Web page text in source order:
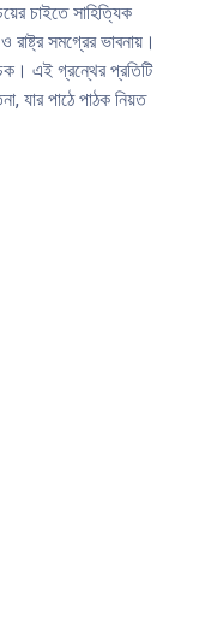
চাইতে সাহিত্যিক
সমগ্রের ভাবনায়।
এই গ্রন্থের প্রতিটি
যার পাঠে পাঠক নিয়ত